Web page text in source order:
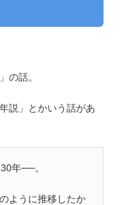
の話。
説」とかいう話があ
年──。
ように推移したか